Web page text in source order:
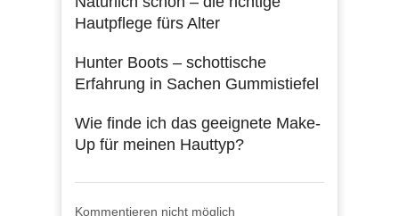
Hautpflege fürs Alter
Hunter Boots – schottische
Erfahrung in Sachen Gummistiefel
Wie finde ich das geeignete Make-
Up für meinen Hauttyp?
Kommentieren nicht möglich